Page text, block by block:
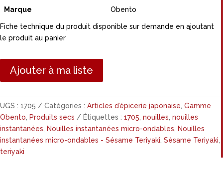
Marque Obento
Fiche technique du produit disponible sur demande en ajoutant
le produit au panier
Ajouter à ma liste
UGS : 1705 Catégories : Articles d’épicerie japonaise Gamme
Obento
Produits secs Étiquettes : 1705 nouilles nouilles
instantanées
Nouilles instantanées micro-ondables
Nouilles
instantanées micro-ondables - Sésame Teriyaki Sésame Teriyaki
teriyaki